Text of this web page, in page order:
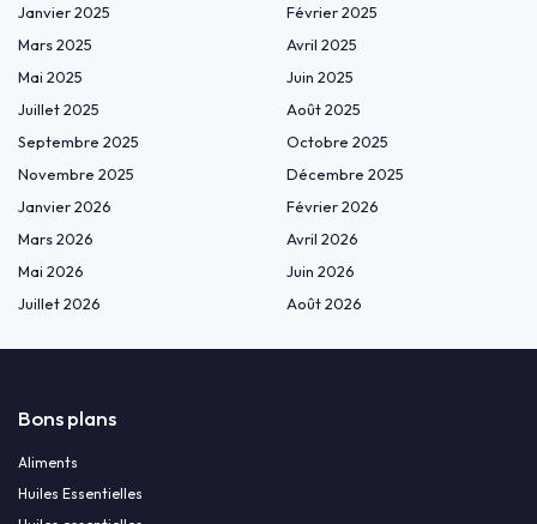
Janvier 2025
Février 2025
Mars 2025
Avril 2025
Mai 2025
Juin 2025
Juillet 2025
Août 2025
Septembre 2025
Octobre 2025
Novembre 2025
Décembre 2025
Janvier 2026
Février 2026
Mars 2026
Avril 2026
Mai 2026
Juin 2026
Juillet 2026
Août 2026
Bons plans
Aliments
Huiles Essentielles